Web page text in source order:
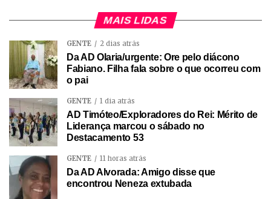
MAIS LIDAS
GENTE 2 dias atrás
Da AD Olaria/urgente: Ore pelo diácono
Fabiano. Filha fala sobre o que ocorreu com
o pai
GENTE 1 dia atrás
AD Timóteo/Exploradores do Rei: Mérito de
Liderança marcou o sábado no
Destacamento 53
GENTE 11 horas atrás
Da AD Alvorada: Amigo disse que
encontrou Neneza extubada